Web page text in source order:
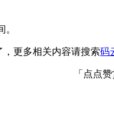
，更多相关内容请搜索码
「点点